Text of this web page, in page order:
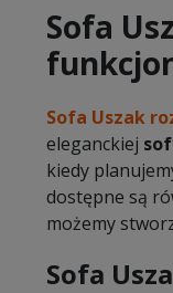
Sofa
Sofa Uszak
eleganckiej
kiedy
dostępne są
możemy
Sofa